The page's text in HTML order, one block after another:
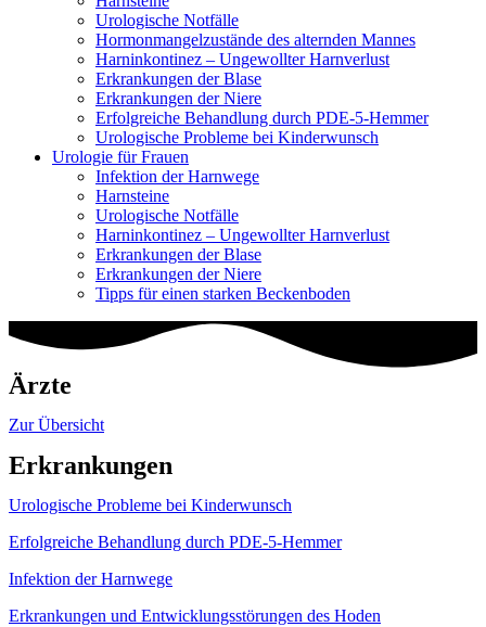
Urologische Notfälle
Hormonmangel­zustände des alternden Mannes
Harninkontinez – Ungewollter Harnverlust
Erkrankungen der Blase
Erkrankungen der Niere
Erfolgreiche Behandlung durch PDE-5-Hemmer
Urologische Probleme bei Kinderwunsch
Urologie für Frauen
Infektion der Harnwege
Harnsteine
Urologische Notfälle
Harninkontinez – Ungewollter Harnverlust
Erkrankungen der Blase
Erkrankungen der Niere
Tipps für einen starken Beckenboden
Ärzte
Zur Übersicht
Erkrankungen
Urologische Probleme bei Kinderwunsch
Erfolgreiche Behandlung durch PDE-5-Hemmer
Infektion der Harnwege
Erkrankungen und Entwicklungsstörungen des Hoden